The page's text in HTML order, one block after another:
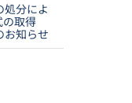
処分によ
の取得
お知らせ